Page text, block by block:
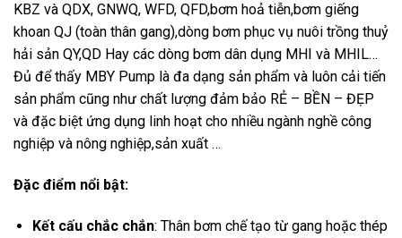
KBZ và QDX, GNWQ, WFD, QFD,bơm hoả tiễn,bơm giếng
khoan QJ (toàn thân gang),dòng bơm phục vụ nuôi trồng thuỷ
hải sản QY,QD Hay các dòng bơm dân dụng MHI và MHIL…
Đủ để thấy MBY Pump là đa dạng sản phẩm và luôn cải tiến
sản phẩm cũng như chất lượng đảm bảo RẺ – BỀN – ĐẸP
và đặc biệt ứng dụng linh hoạt cho nhiều ngành nghề công
nghiệp và nông nghiệp,sản xuất …
Đặc điểm nổi bật:
Kết cấu chắc chắn: Thân bơm chế tạo từ gang hoặc thép